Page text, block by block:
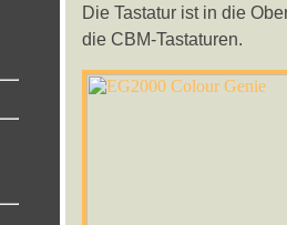
Die Tastatur ist in die
die CBM-Tastaturen.